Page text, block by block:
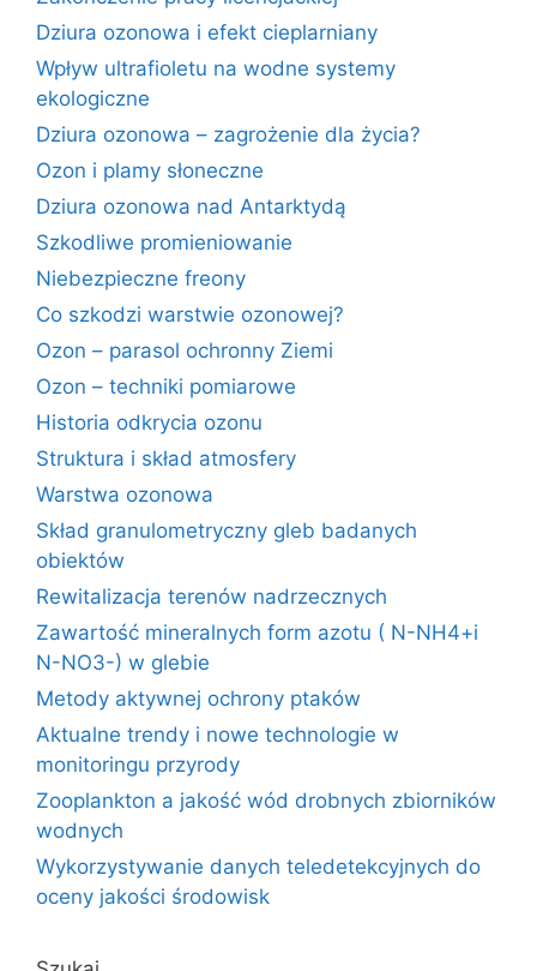
Dziura ozonowa i efekt cieplarniany
Wpływ ultrafioletu na wodne systemy
ekologiczne
Dziura ozonowa – zagrożenie dla życia?
Ozon i plamy słoneczne
Dziura ozonowa nad Antarktydą
Szkodliwe promieniowanie
Niebezpieczne freony
Co szkodzi warstwie ozonowej?
Ozon – parasol ochronny Ziemi
Ozon – techniki pomiarowe
Historia odkrycia ozonu
Struktura i skład atmosfery
Warstwa ozonowa
Skład granulometryczny gleb badanych
obiektów
Rewitalizacja terenów nadrzecznych
Zawartość mineralnych form azotu ( N-NH4+i
N-NO3-) w glebie
Metody aktywnej ochrony ptaków
Aktualne trendy i nowe technologie w
monitoringu przyrody
Zooplankton a jakość wód drobnych zbiorników
wodnych
Wykorzystywanie danych teledetekcyjnych do
oceny jakości środowisk